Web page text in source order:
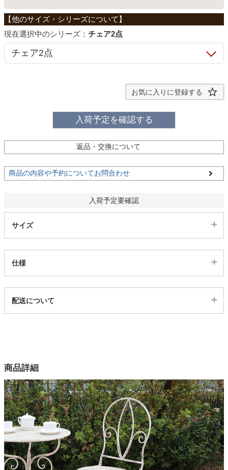
ホームオフィス
こたつ
ファブリック
カーテン
生活用品
家電・照明器具
インテリア雑貨
ガーデン
シリーズ： チェア2点
お気に入りに登録する
入荷予定を確認する
返品・交換について
商品の内容や予約についてお問合わせ
入荷予定要確認
サイズ
仕様
1ss27200133
1色
素材
アイアン
アジャスター
無し
梱包サイズ
配送について
商品詳細